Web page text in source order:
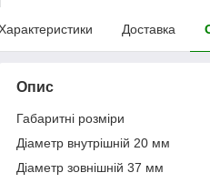
Доставка
Опис
Габаритні розміри
Діаметр внутрішній 20 мм
Діаметр зовнішній 37 мм